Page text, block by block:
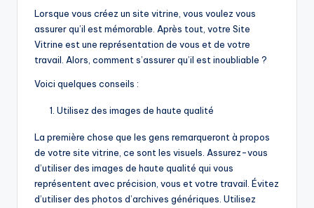
Lorsque vous créez un site vitrine, vous voulez vous
assurer qu’il est mémorable. Après tout, votre Site
Vitrine est une représentation de vous et de votre
travail. Alors, comment s’assurer qu’il est inoubliable ?
Voici quelques conseils :
Utilisez des images de haute qualité
La première chose que les gens remarqueront à propos
de votre site vitrine, ce sont les visuels. Assurez-vous
d’utiliser des images de haute qualité qui vous
représentent avec précision, vous et votre travail. Évitez
d’utiliser des photos d’archives génériques. Utilisez